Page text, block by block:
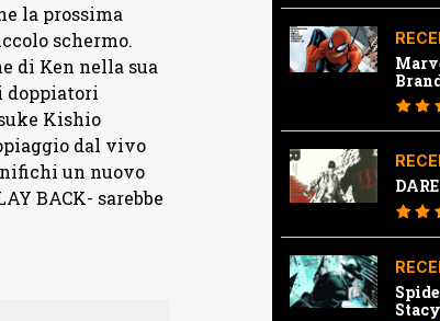
la prossima
schermo.
di Ken nella sua
doppiatori
Kishio
dal vivo
un nuovo
BACK- sarebbe